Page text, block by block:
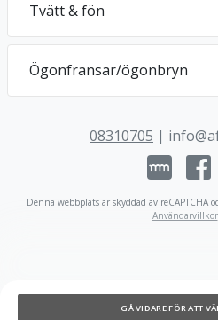
Tvätt & fön
Ögonfransar/ögonbryn
08310705 |
Denna webbplats är skyddad av reCAPTCHA
Användarvillkor
GÅ VIDARE FÖR ATT